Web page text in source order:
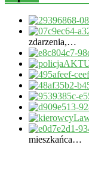
zdarzenia,…
mieszkańca…